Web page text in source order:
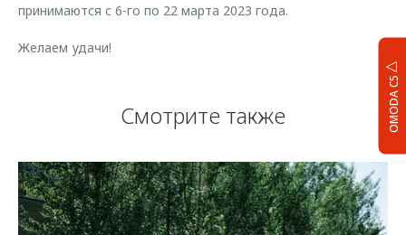
OMODA C5
принимаются с 6-го по 22 марта 2023 года.
Желаем удачи!
Смотрите также